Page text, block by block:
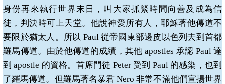
身份再來執行世界末日，叫大家抓緊時間向善及成為信
徒，判決時可上天堂。他說神愛所有人，耶穌著他傳道不
要限於猶太人。所以 Paul 從帝國東部邊皮以色列去到首都
羅馬傳道。由於他傳道的成績，其他apostles 承認 Paul達
到apostle 的資格。首席門徒 Peter 受到 Paul 的感染，也到
了羅馬傳道。但羅馬著名暴君Nero非常不滿他們宣揚世界